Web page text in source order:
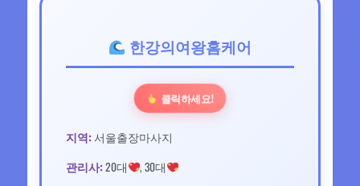
한강의여왕홈케어
클릭하세요!
지역: 서울출장마사지
관리사: 20대 , 30대